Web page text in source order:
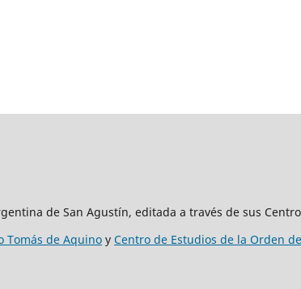
de San Agustín, editada a través de sus
Tomás de Aquino y Centro de Estudios de la Orden